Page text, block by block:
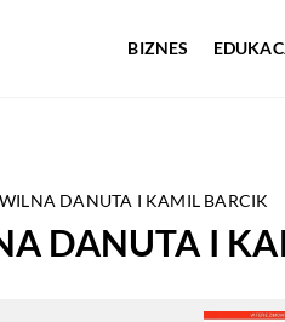
BIZNES
DANUTA I KAMIL BARCIK
DANUTA I